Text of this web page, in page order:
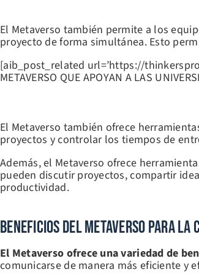
El Metaverso también permite a los
proyecto de forma simultánea. Esto
[aib_post_related url=’https://
METAVERSO QUE APOYAN A LAS
El Metaverso también ofrece
proyectos y controlar los tiempos de
Además, el Metaverso ofrece
pueden discutir proyectos, compartir
productividad.
Beneficios Del Metaverso Para
El Metaverso ofrece una variedad de
comunicarse de manera más eficiente y